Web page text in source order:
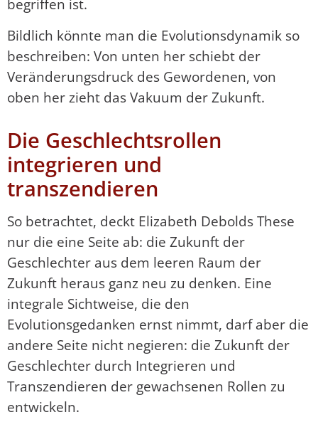
begriffen ist.
Bildlich könnte man die Evolutionsdynamik so
beschreiben: Von unten her schiebt der
Veränderungsdruck des Gewordenen, von
oben her zieht das Vakuum der Zukunft.
Die Geschlechtsrollen
integrieren und
transzendieren
So betrachtet, deckt Elizabeth Debolds These
nur die eine Seite ab: die Zukunft der
Geschlechter aus dem leeren Raum der
Zukunft heraus ganz neu zu denken. Eine
integrale Sichtweise, die den
Evolutionsgedanken ernst nimmt, darf aber die
andere Seite nicht negieren: die Zukunft der
Geschlechter durch Integrieren und
Transzendieren der gewachsenen Rollen zu
entwickeln.